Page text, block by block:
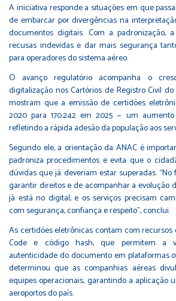
A iniciativa responde a situações em que
de embarcar por divergências na
documentos digitais. Com a padronização,
recusas indevidas e dar mais segurança
para operadores do sistema aéreo.
O avanço regulatório acompanha o
digitalização nos Cartórios de Registro Civil
mostram que a emissão de certidões
2020 para 170.242 em 2025 — um
refletindo a rápida adesão da população aos
Segundo ele, a orientação da ANAC é
padroniza procedimentos e evita que o
dúvidas que já deveriam estar superadas.
garantir direitos e de acompanhar a evolução
já está no digital, e os serviços precisam
com segurança, confiança e respeito”, conclui.
As certidões eletrônicas contam com
Code e código hash, que permitem a
autenticidade do documento em plataformas
determinou que as companhias aéreas
equipes operacionais, garantindo a aplicação
aeroportos do país.